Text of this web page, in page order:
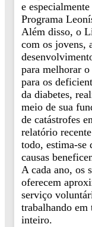
e
Programa
Além disso, o
com os jovens,
para melhorar
para os
da diabetes,
meio de sua
de catástrofes
relatório
todo, estima-se
causas
A cada ano, os
oferecem
serviço
trabalhando
inteiro.